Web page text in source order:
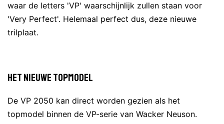
waar de letters 'VP' waarschijnlijk zullen staan voor
'Very Perfect'. Helemaal perfect dus, deze nieuwe
trilplaat.
Het nieuwe topmodel
De VP 2050 kan direct worden gezien als het
topmodel binnen de VP-serie van Wacker Neuson.